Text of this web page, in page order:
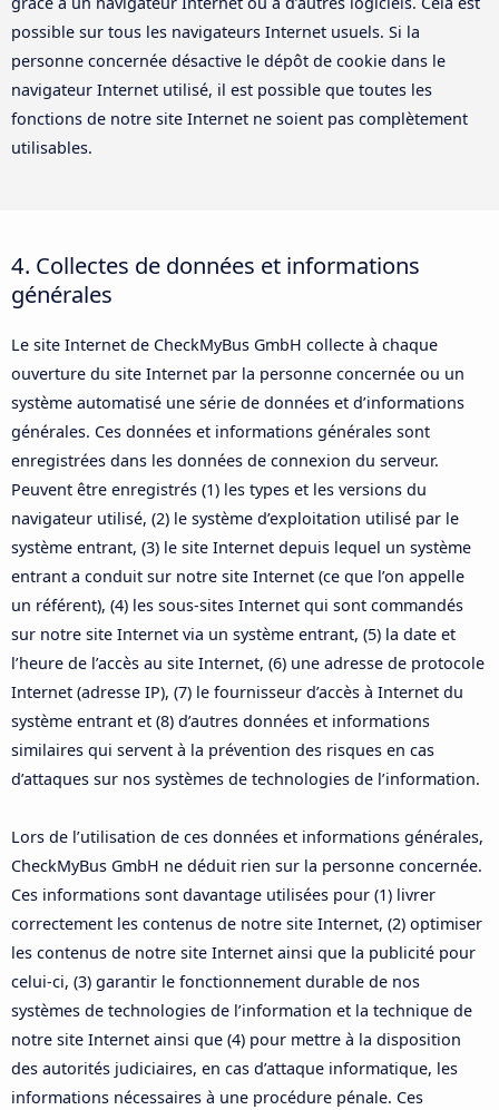
possible sur tous les navigateurs Internet usuels. Si la
personne concernée désactive le dépôt de cookie dans le
navigateur Internet utilisé, il est possible que toutes les
fonctions de notre site Internet ne soient pas complètement
utilisables.
4. Collectes de données et informations
générales
Le site Internet de CheckMyBus GmbH collecte à chaque
ouverture du site Internet par la personne concernée ou un
système automatisé une série de données et d’informations
générales. Ces données et informations générales sont
enregistrées dans les données de connexion du serveur.
Peuvent être enregistrés (1) les types et les versions du
navigateur utilisé, (2) le système d’exploitation utilisé par le
système entrant, (3) le site Internet depuis lequel un système
entrant a conduit sur notre site Internet (ce que l’on appelle
un référent), (4) les sous-sites Internet qui sont commandés
sur notre site Internet via un système entrant, (5) la date et
l’heure de l’accès au site Internet, (6) une adresse de protocole
Internet (adresse IP), (7) le fournisseur d’accès à Internet du
système entrant et (8) d’autres données et informations
similaires qui servent à la prévention des risques en cas
d’attaques sur nos systèmes de technologies de l’information.
Lors de l’utilisation de ces données et informations générales,
CheckMyBus GmbH ne déduit rien sur la personne concernée.
Ces informations sont davantage utilisées pour (1) livrer
correctement les contenus de notre site Internet, (2) optimiser
les contenus de notre site Internet ainsi que la publicité pour
celui-ci, (3) garantir le fonctionnement durable de nos
systèmes de technologies de l’information et la technique de
notre site Internet ainsi que (4) pour mettre à la disposition
des autorités judiciaires, en cas d’attaque informatique, les
informations nécessaires à une procédure pénale. Ces